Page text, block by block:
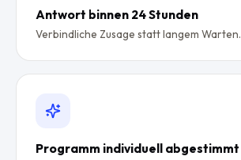
Antwort binnen 24 Stunden
Verbindliche Zusage statt langem Warten.
Programm individuell abgestimmt